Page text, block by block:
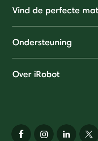
Vind de perfecte
Ondersteuning
Over iRobot